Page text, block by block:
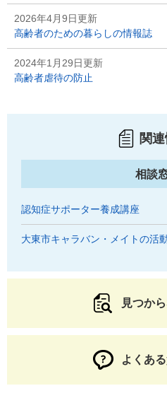
2026年4月9日更新
高齢者のための暮らしの情報誌
2024年1月29日更新
高齢者虐待の防止
関
相談
認知症サポーター養成講座
大東市キャラバン・メイトの活
見つか
よくあ